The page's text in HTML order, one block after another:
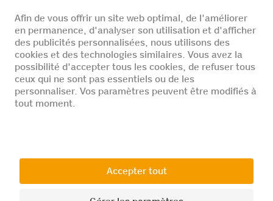
En savoir plus sur vos possibilités de
démarrage
En savoir plus
Mentions légales